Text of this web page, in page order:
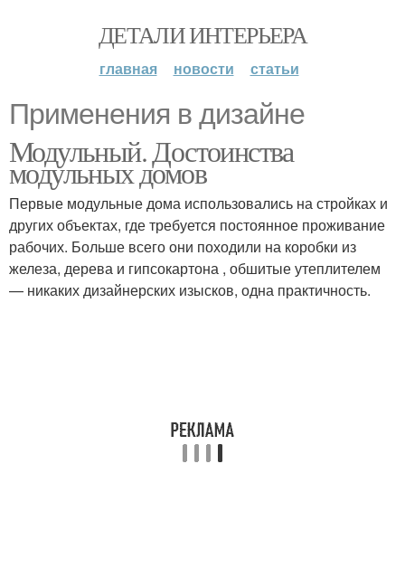
ДЕТАЛИ ИНТЕРЬЕРА
главная новости статьи
Применения в дизайне
Модульный. Достоинства
модульных домов
Первые модульные дома использовались на стройках и
других объектах, где требуется постоянное проживание
рабочих. Больше всего они походили на коробки из
железа, дерева и гипсокартона , обшитые утеплителем
— никаких дизайнерских изысков, одна практичность.